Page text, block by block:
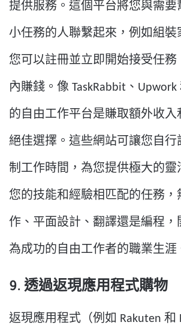
提供服務。這個平台將您與需要
小任務的人聯繫起來，例如組裝
您可以註冊並立即開始接受任務
內賺錢。像 TaskRabbit、
的自由工作平台是賺取額外收入
絕佳選擇。這些網站可讓您自行
制工作時間，為您提供極大的靈
您的技能和經驗相匹配的任務，
作、平面設計、翻譯還是編程，
為成功的自由工作者的職業生涯
9. 透過返現應用程式購物
返現應用程式（例如 Rakuten 和